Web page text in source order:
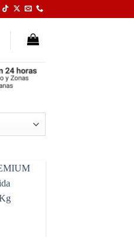
wishlist